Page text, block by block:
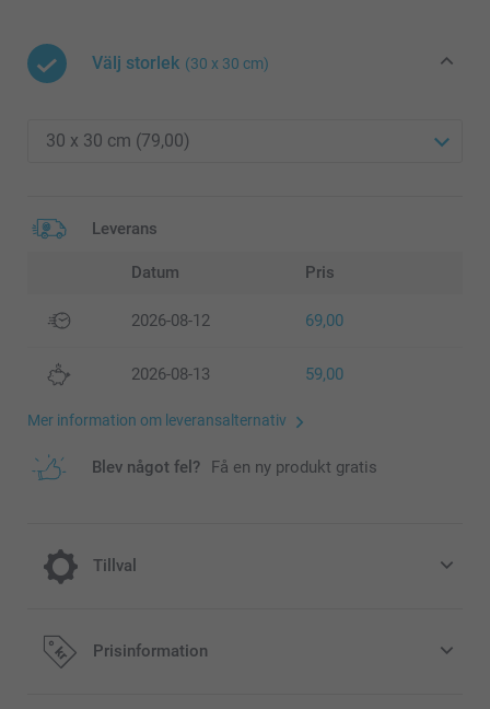
Välj storlek (30 x 30 cm)
Leverans
Datum Pris
2026-08-12 69,00
2026-08-13 59,00
Mer information om leveransalternativ
Blev något fel? Få en ny produkt gratis
Tillval
Färg Effekt
Prisinformation